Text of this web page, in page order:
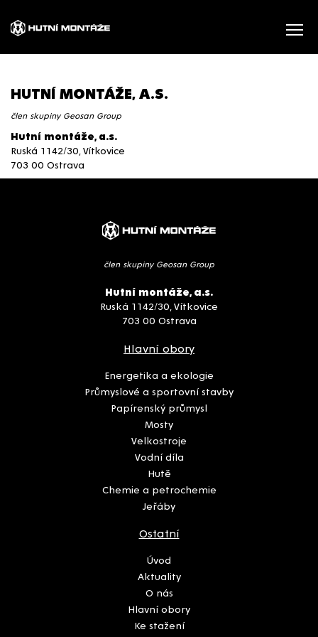
HUTNÍ MONTÁŽE, A.S.
člen skupiny Geosan Group
Hutní montáže, a.s.
Ruská 1142/30, Vítkovice
703 00 Ostrava
člen skupiny Geosan Group
Hutní montáže, a.s.
Ruská 1142/30, Vítkovice
703 00 Ostrava
Hlavní obory
Energetika a ekologie
Průmyslové a sportovní stavby
Papírenský průmysl
Mosty
Velkostroje
Vodní díla
Hutě
Chemie a petrochemie
Jeřáby
Ostatní
Úvod
Aktuality
O nás
Hlavní obory
Ke stažení